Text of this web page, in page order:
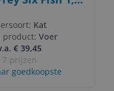
Kat
product: Voer
€ 39,45
7 prijzen
goedkoopste